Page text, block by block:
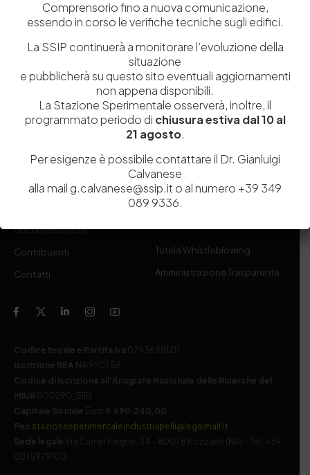
Sperimentale per l’Industria delle Pelli e delle materie concianti
(SSIP) è un Organismo di Ricerca Nazionale delle Camere di
Commercio di Napoli, Toscana Nord-Ovest e Vicenza.
081 597 91 00 ssip@ssip.it
Chi siamo
Ricerca e Sviluppo
Formazione
documentazione
Contribuenti
Contatti
Laboratori
Politecnico del Cuoio
Tutela Whistleblowing
Amministrazione Trasparente
Codice fiscale e Partita Iva 07936981211
Iscrizione REA NA 920756
Codice di iscrizione all’Anagrafe Nazionale delle Ricerche del
MIUR 000290_EIRI
Capitale Sociale Euro 9.690.240,00
Pec stazionesperimentaleindustriapelli@legalmail.it
Sede legale
Via Campi Flegrei, 34 – 80078 Pozzuoli (NA) – Tel. +39
081 5979100
Comprensorio fino a nuova comunicazione,
essendo in corso le verifiche tecniche sugli edifici.
La SSIP continuerà a monitorare l’evoluzione della
situazione
e pubblicherà su questo sito eventuali aggiornamenti
non appena disponibili.
La Stazione Sperimentale osserverà, inoltre, il
programmato periodo di chiusura estiva dal 10 al
21 agosto.
Per esigenze è possibile contattare il Dr. Gianluigi
Calvanese
alla mail g.calvanese@ssip.it o al numero +39 349
089 9336.